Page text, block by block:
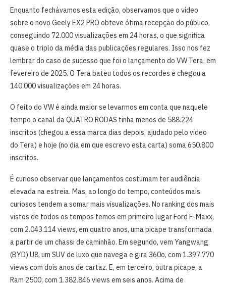
Enquanto fechávamos esta edição, observamos que o vídeo
sobre o novo Geely EX2 PRO obteve ótima recepção do público,
conseguindo 72.000 visualizações em 24 horas, o que significa
quase o triplo da média das publicações regulares. Isso nos fez
lembrar do caso de sucesso que foi o lançamento do VW Tera, em
fevereiro de 2025. O Tera bateu todos os recordes e chegou a
140.000 visualizações em 24 horas.
O feito do VW é ainda maior se levarmos em conta que naquele
tempo o canal da QUATRO RODAS tinha menos de 588.224
inscritos (chegou a essa marca dias depois, ajudado pelo vídeo
do Tera) e hoje (no dia em que escrevo esta carta) soma 650.800
inscritos.
É curioso observar que lançamentos costumam ter audiência
elevada na estreia. Mas, ao longo do tempo, conteúdos mais
curiosos tendem a somar mais visualizações. No ranking dos mais
vistos de todos os tempos temos em primeiro lugar Ford F-Maxx,
com 2.043.114 views, em quatro anos, uma picape transformada
a partir de um chassi de caminhão. Em segundo, vem Yangwang
(BYD) U8, um SUV de luxo que navega e gira 360o, com 1.397.770
views com dois anos de cartaz. E, em terceiro, outra picape, a
Ram 2500, com 1.382.846 views em seis anos. Acima de